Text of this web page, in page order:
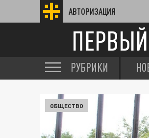
АВТОРИЗАЦИЯ
РУБРИКИ
ОБЩЕСТВО